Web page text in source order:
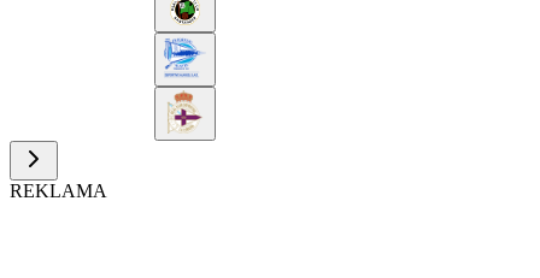
REKLAMA